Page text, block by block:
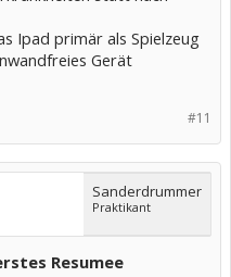
Ipad primär als Spielzeug
Gerät
#11
Sanderdrummer
Praktikant
Resumee